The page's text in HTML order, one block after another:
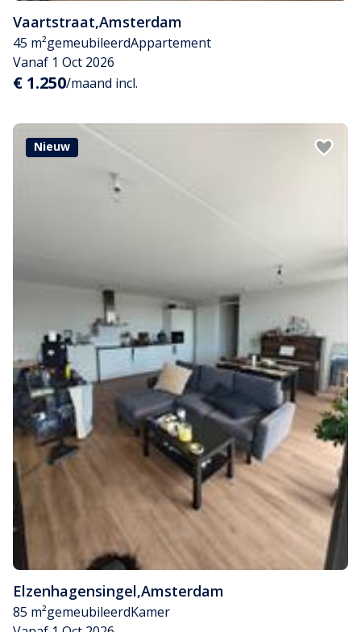
Vaartstraat,Amsterdam
45 m²gemeubileerdAppartement
Vanaf 1 Oct 2026
€ 1.250/maand incl.
Nieuw
Elzenhagensingel,Amsterdam
85 m²gemeubileerdKamer